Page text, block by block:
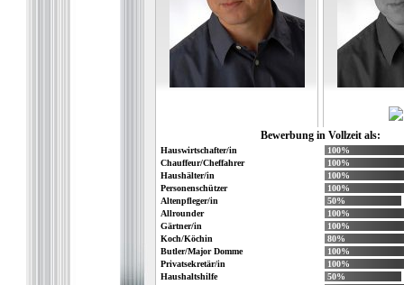
Bewerbung in Vollzeit als:
Hauswirtschafter/in
100%
Chauffeur/Cheffahrer
100%
Haushälter/in
100%
Personenschützer
100%
Altenpfleger/in
50%
Allrounder
100%
Gärtner/in
100%
Koch/Köchin
80%
Butler/Major Domme
100%
Privatsekretär/in
100%
Haushaltshilfe
50%